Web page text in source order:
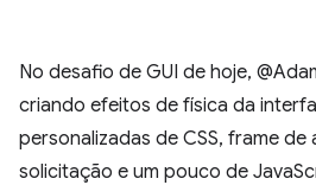
No desafio de GUI de hoje,
criando efeitos de física da
personalizadas de CSS, frame de
solicitação e um pouco de